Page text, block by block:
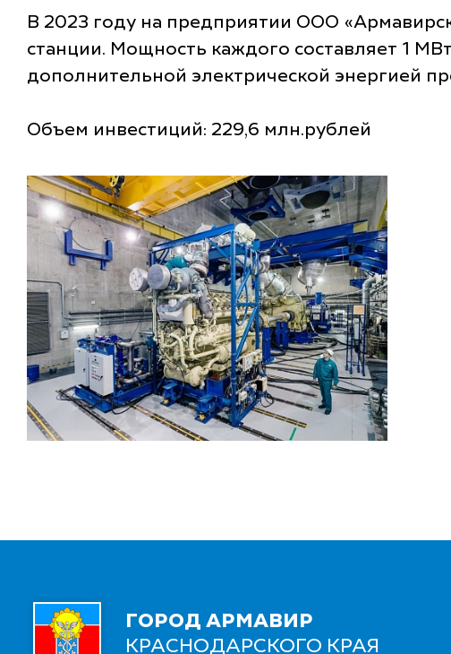
В 2023 году на предприятии ООО
станции. Мощность каждого составляет 1
дополнительной электрической энергией
Объем инвестиций: 229,6 млн.рублей
ГОРОД АРМАВИР
КРАСНОДАРСКОГО КРАЯ